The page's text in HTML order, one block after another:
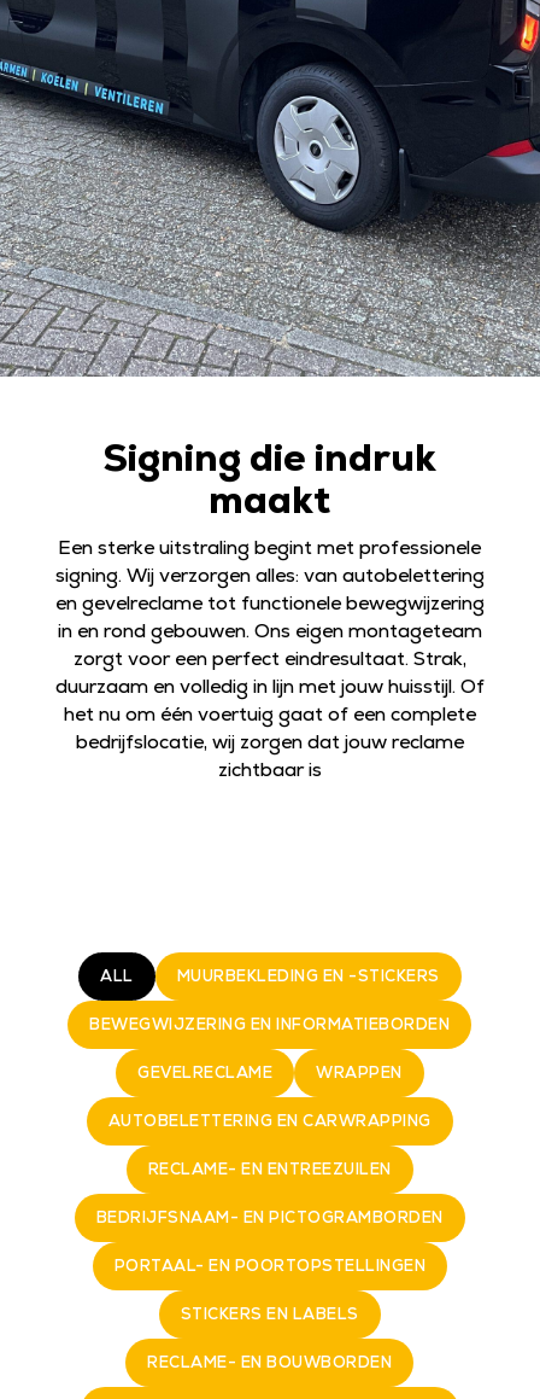
Signing die indruk
maakt
Een sterke uitstraling begint met professionele
signing. Wij verzorgen alles: van autobelettering
en gevelreclame tot functionele bewegwijzering
in en rond gebouwen. Ons eigen montageteam
zorgt voor een perfect eindresultaat. Strak,
duurzaam en volledig in lijn met jouw huisstijl. Of
het nu om één voertuig gaat of een complete
bedrijfslocatie, wij zorgen dat jouw reclame
zichtbaar is
ALL MUURBEKLEDING EN -STICKERS
BEWEGWIJZERING EN INFORMATIEBORDEN
GEVELRECLAME WRAPPEN
AUTOBELETTERING EN CARWRAPPING
RECLAME- EN ENTREEZUILEN
BEDRIJFSNAAM- EN PICTOGRAMBORDEN
PORTAAL- EN POORTOPSTELLINGEN
STICKERS EN LABELS
RECLAME- EN BOUWBORDEN